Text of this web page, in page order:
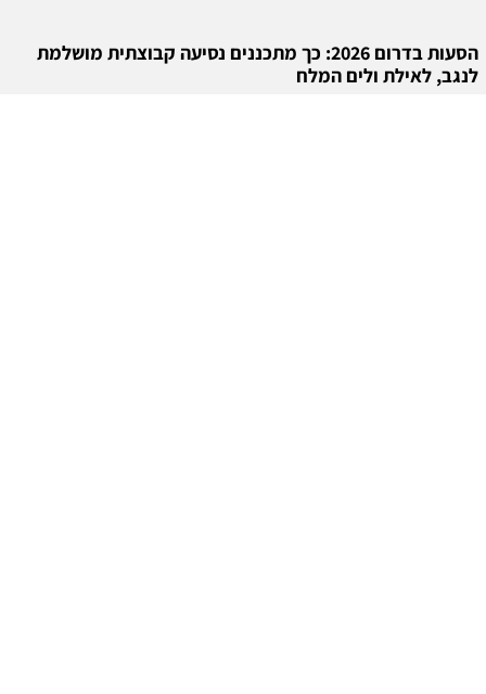
הסעות בדרום 2026: כך מתכננים נסיעה קבוצתית מושלמת
לנגב, לאילת ולים המלח